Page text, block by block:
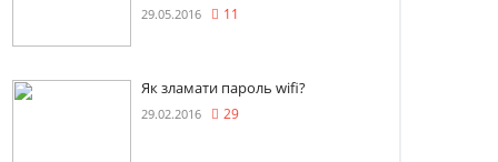
29.05.2016 11
Як зламати пароль wifi?
29.02.2016 29